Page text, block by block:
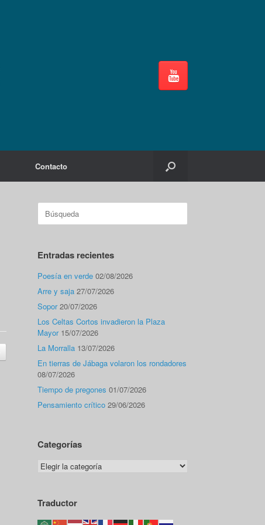
Contacto
Buscar:
Entradas recientes
Poesía en verde 02/08/2026
Arre y saja 27/07/2026
Sopor 20/07/2026
Los Celtas Cortos invadieron la Plaza
Mayor 15/07/2026
La Morralla 13/07/2026
En tierras de Jábaga volaron los rondadores
08/07/2026
Tiempo de pregones 01/07/2026
Pensamiento crítico 29/06/2026
Categorías
Categorías
Traductor